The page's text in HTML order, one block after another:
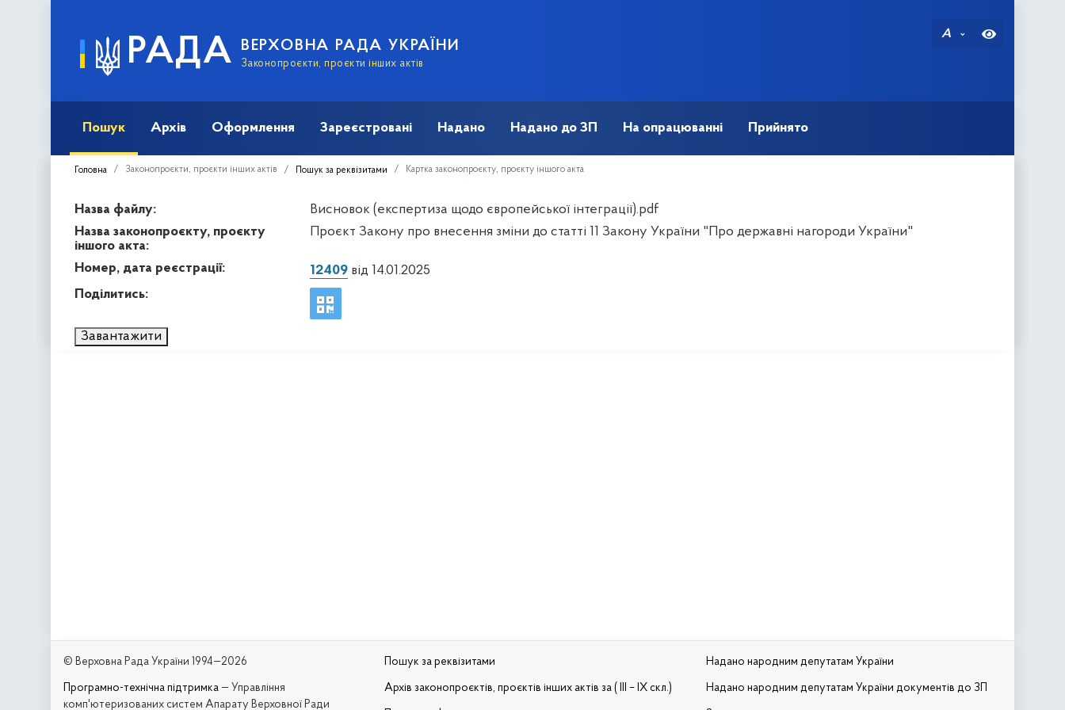
РАДА ВЕРХОВНА РАДА УКРАЇНИ
Законопроєкти, проєкти інших актів
A
Пошук Архів Оформлення Зареєстровані Надано Надано до ЗП На опрацюванні Прийнято
Головна Законопроєкти, проєкти інших актів Пошук за реквізитами Картка законопроєкту, проєкту іншого акта
Назва файлу:
Висновок (експертиза щодо європейської інтеграції).pdf
Назва законопроєкту, проєкту
іншого акта:
Проєкт Закону про внесення зміни до статті 11 Закону України "Про державні нагороди України"
Номер, дата реєстрації: 12409від 14.01.2025
Поділитись:
Завантажити
© Верховна Рада України 1994—2026
Програмно-технічна підтримка — Управління
комп'ютеризованих систем Апарату Верховної Ради
Пошук за реквізитами
Архів законопроєктів, проєктів інших актів за ( III – IX скл.)
Надано народним депутатам України
Надано народним депутатам України документів до ЗП